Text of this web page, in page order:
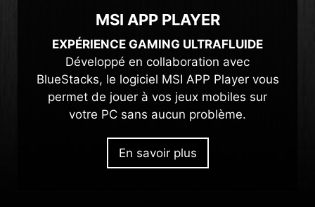
MSI APP PLAYER
EXPÉRIENCE GAMING ULTRAFLUIDE
Développé en collaboration avec
BlueStacks, le logiciel MSI APP Player vous
permet de jouer à vos jeux mobiles sur
votre PC sans aucun problème.
En savoir plus